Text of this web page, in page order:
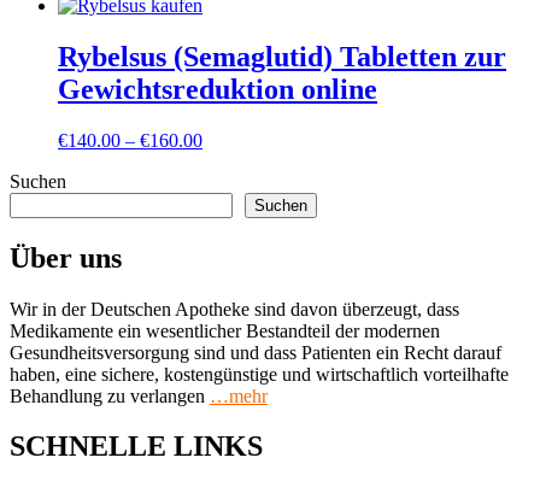
Rybelsus (Semaglutid) Tabletten zur
Gewichtsreduktion online
€140.00 – €160.00Preisspanne:
€160.00
Suchen
Suchen
Über uns
Wir in der Deutschen Apotheke sind davon überzeugt, dass
Medikamente ein wesentlicher Bestandteil der modernen
Gesundheitsversorgung sind und dass Patienten ein Recht darauf
haben, eine sichere, kostengünstige und wirtschaftlich vorteilhafte
Behandlung zu verlangen …mehr
SCHNELLE LINKS